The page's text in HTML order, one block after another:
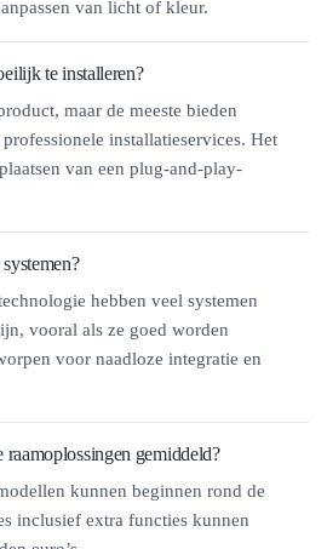
van licht of kleur.
te installeren?
maar de meeste bieden
installatieservices. Het
van een plug-and-play-
hebben veel systemen
vooral als ze goed worden
voor naadloze integratie en
gemiddeld?
kunnen beginnen rond de
inclusief extra functies kunnen